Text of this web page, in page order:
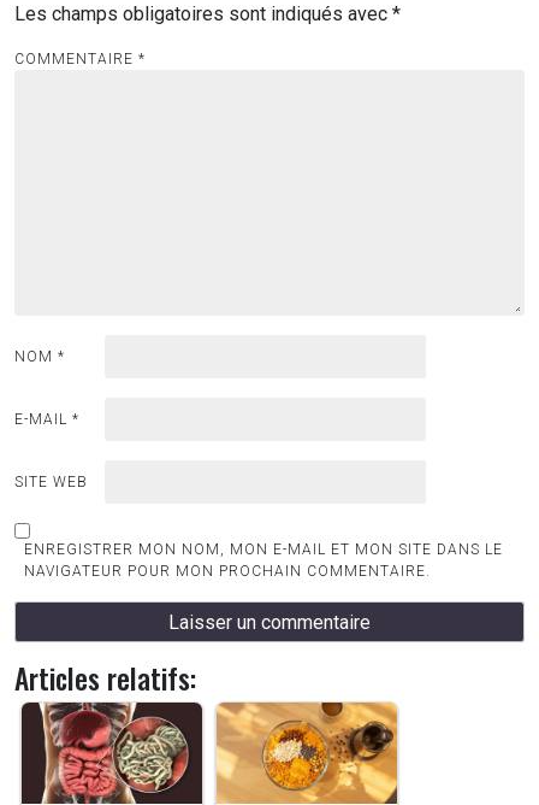
Les champs obligatoires sont indiqués avec *
COMMENTAIRE *
NOM *
E-MAIL *
SITE WEB
ENREGISTRER MON NOM, MON E-MAIL ET MON SITE DANS LE
NAVIGATEUR POUR MON PROCHAIN COMMENTAIRE.
Articles relatifs: